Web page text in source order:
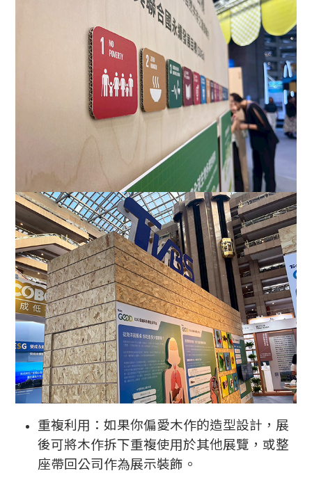
重複利用：如果你偏愛木作的造型設計，展
後可將木作拆下重複使用於其他展覽， 或整
座帶回公司作為展示裝飾。